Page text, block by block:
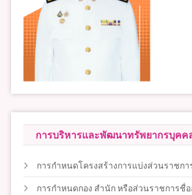
การบริหารและพัฒนาทรัพยากรบุคค
การกำหนดโครงสร้างการแบ่งส่วนราชกา
การกำหนดกอง สำนัก หรือส่วนราชการชื่